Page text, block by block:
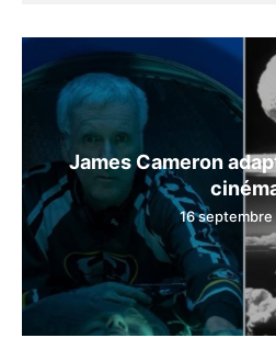
James Cameron
16